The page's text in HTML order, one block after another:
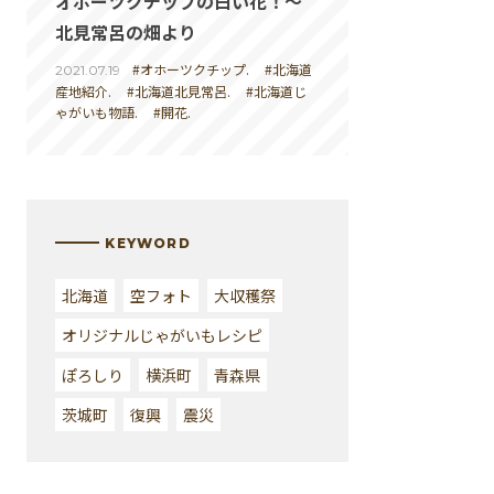
北見常呂の畑より
2021.07.19 #オホーツクチップ.
#北海道
産地紹介.
#北海道北見常呂.
#北海道じ
ゃがいも物語.
#開花.
KEYWORD
北海道 空フォト
大収穫祭
オリジナルじゃがいもレシピ
ぽろしり
横浜町
青森県
茨城町
復興 震災